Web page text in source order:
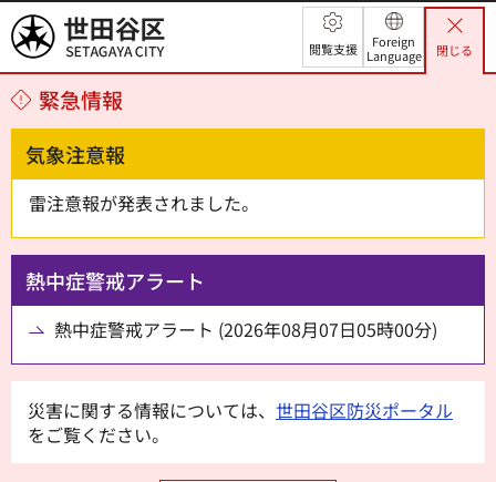
世田谷区 閲覧支援
Foreign
Language
閉じる
緊急情報
気象注意報
雷注意報が発表されました。
熱中症警戒アラート
熱中症警戒アラート (2026年08月07日05時00分)
災害に関する情報については、 世田谷区防災ポータル
をご覧ください。